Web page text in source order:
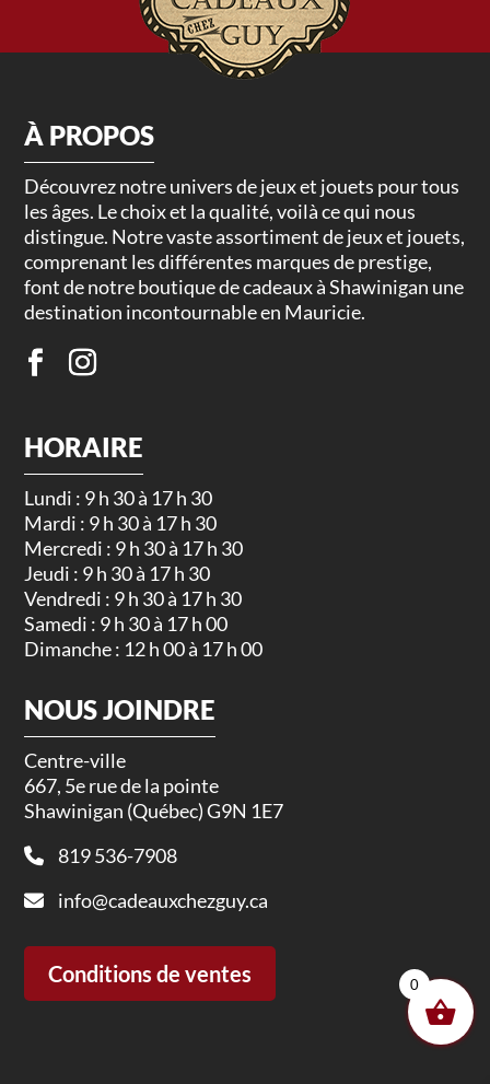
À PROPOS
Découvrez notre univers de jeux et jouets pour tous
les âges. Le choix et la qualité, voilà ce qui nous
distingue. Notre vaste assortiment de jeux et jouets,
comprenant les différentes marques de prestige,
font de notre boutique de cadeaux à Shawinigan une
destination incontournable en Mauricie.
HORAIRE
Lundi : 9 h 30 à 17 h 30
Mardi : 9 h 30 à 17 h 30
Mercredi : 9 h 30 à 17 h 30
Jeudi : 9 h 30 à 17 h 30
Vendredi : 9 h 30 à 17 h 30
Samedi : 9 h 30 à 17 h 00
Dimanche : 12 h 00 à 17 h 00
NOUS JOINDRE
Centre-ville
667, 5e rue de la pointe
Shawinigan (Québec) G9N 1E7
819 536-7908
info@cadeauxchezguy.ca
Conditions de ventes 0